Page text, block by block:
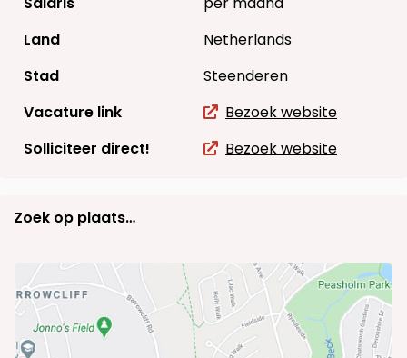
Land
Netherlands
Stad
Steenderen
Vacature link
Bezoek website
Solliciteer direct!
Bezoek website
Zoek op plaats…